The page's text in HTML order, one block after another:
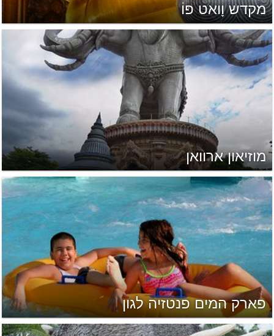
מקדש וָואט פּוֹ
מוזיאון ארוואן
פארק המים פנטזיה לגון